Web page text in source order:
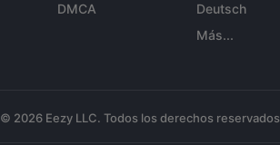
DMCA
Deutsch
Más...
© 2026 Eezy LLC. Todos los derechos reservados